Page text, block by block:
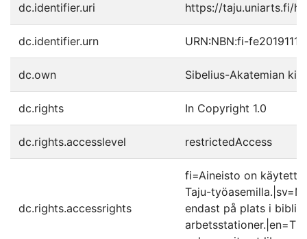
dc.identifier.uri https://taju.uniarts.fi/
dc.identifier.urn URN:NBN:fi-
dc.own Sibelius-Akatemian
dc.rights In Copyright 1.0
dc.rights.accesslevel restrictedAccess
dc.rights.accessrights
fi=Aineisto on
Taju-
endast på plats i